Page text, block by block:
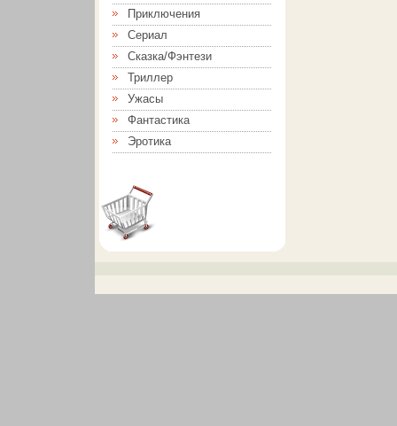
Приключения
Сериал
Сказка/Фэнтези
Триллер
Ужасы
Фантастика
Эротика